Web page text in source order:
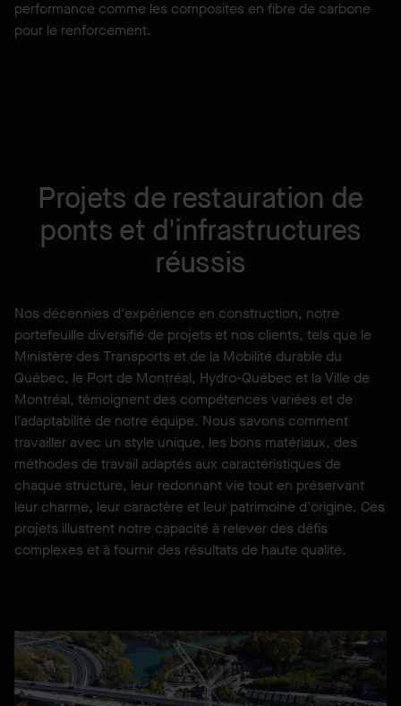
performance comme les composites en fibre de carbone
pour le renforcement.
Projets de restauration de
ponts et d'infrastructures
réussis
Nos décennies d'expérience en construction, notre
portefeuille diversifié de projets et nos clients, tels que le
Ministère des Transports et de la Mobilité durable du
Québec, le Port de Montréal, Hydro-Québec et la Ville de
Montréal, témoignent des compétences variées et de
l'adaptabilité de notre équipe. Nous savons comment
travailler avec un style unique, les bons matériaux, des
méthodes de travail adaptés aux caractéristiques de
chaque structure, leur redonnant vie tout en préservant
leur charme, leur caractère et leur patrimoine d'origine. Ces
projets illustrent notre capacité à relever des défis
complexes et à fournir des résultats de haute qualité.